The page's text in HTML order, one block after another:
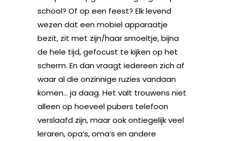
school? Of op een feest? Elk levend
wezen dat een mobiel apparaatje
bezit, zit met zijn/haar smoeltje, bijna
de hele tijd, gefocust te kijken op het
scherm. En dan vraagt iedereen zich af
waar al die onzinnige ruzies vandaan
komen… ja daag. Het valt trouwens niet
alleen op hoeveel pubers telefoon
verslaafd zijn, maar ook ontiegelijk veel
leraren, opa’s, oma’s en andere